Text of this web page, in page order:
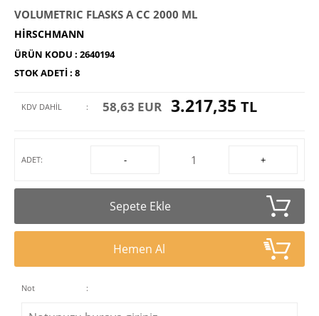
VOLUMETRIC FLASKS A CC 2000 ML
HIRSCHMANN
ÜRÜN KODU : 2640194
STOK ADETI : 8
KDV DAHİL : 58,63 EUR 3.217,35 TL
ADET: - +
Sepete Ekle
Hemen Al
Not :